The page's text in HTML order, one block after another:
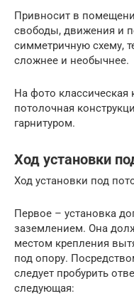
Привносит в
свободы, движения и
симметричную схему,
сложнее и необычнее.
На фото классическая
потолочная
гарнитуром.
Ход установки
Ход установки под
Первое – установка
заземлением. Она
местом крепления
под опору.
следует пробурить
следующая: